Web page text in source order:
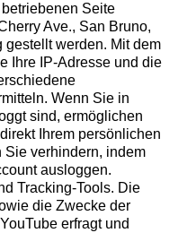
Seite
Ave., San Bruno,
gestellt werden. Mit dem
Ihre IP-Adresse und die
Wenn Sie in
sind, ermöglichen
Ihrem persönlichen
Sie verhindern, indem
ausloggen.
Tracking-Tools. Die
die Zwecke der
erfragt und